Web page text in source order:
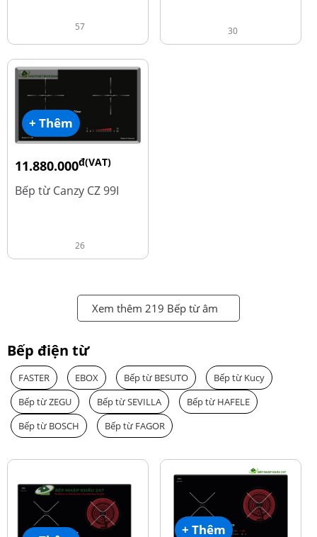
57 30
+ Thêm
11.880.000đ(VAT)
13.980.000
Bếp từ Canzy CZ 99I
26
Xem thêm 219 Bếp từ âm
Bếp điện từ
FASTER EBOX Bếp từ BESUTO
Bếp từ Kucy
Bếp từ ZEGU
Bếp từ SEVILLA
Bếp từ HAFELE
Bếp từ BOSCH
Bếp từ FAGOR
+ Thêm